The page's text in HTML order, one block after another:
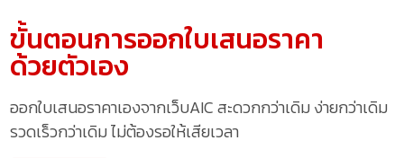
ขั้นตอนการออกใบเสนอราคา
ด้วยตัวเอง
ออกใบเสนอราคาเองจากเว็บAIC สะดวกกว่าเดิม ง่ายกว่าเดิม
รวดเร็วกว่าเดิม ไม่ต้องรอให้เสียเวลา